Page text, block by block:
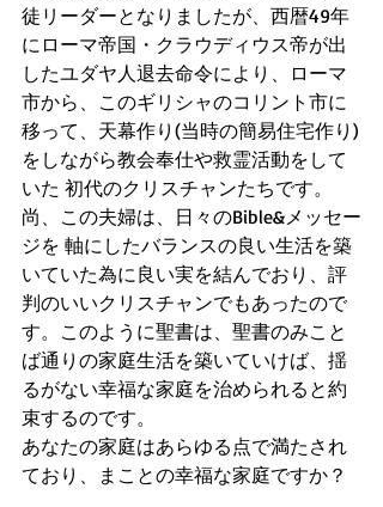
徒リーダーとなりましたが、西暦49年
にローマ帝国・クラウディウス帝が出
したユダヤ人退去命令により、ローマ
市から、このギリシャのコリント市に
移って、天幕作り(当時の簡易住宅作り)
をしながら教会奉仕や救霊活動をして
いた 初代のクリスチャンたちです。
尚、この夫婦は、日々のBible&メッセー
ジを 軸にしたバランスの良い生活を築
いていた為に良い実を結んでおり、評
判のいいクリスチャンでもあったので
す。このように聖書は、聖書のみこと
ば通りの家庭生活を築いていけば、揺
るがない幸福な家庭を治められると約
束するのです。
あなたの家庭はあらゆる点で満たされ
ており、まことの幸福な家庭ですか？